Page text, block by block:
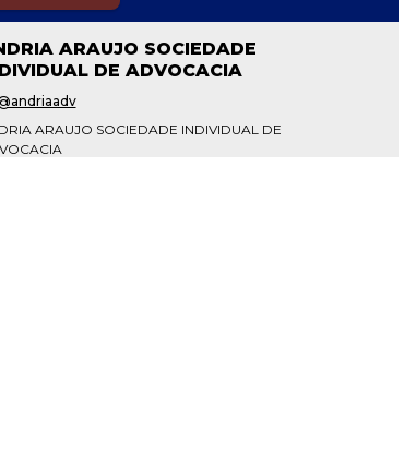
ARAUJO SOCIEDADE
DE ADVOCACIA
ARAUJO SOCIEDADE INDIVIDUAL DE